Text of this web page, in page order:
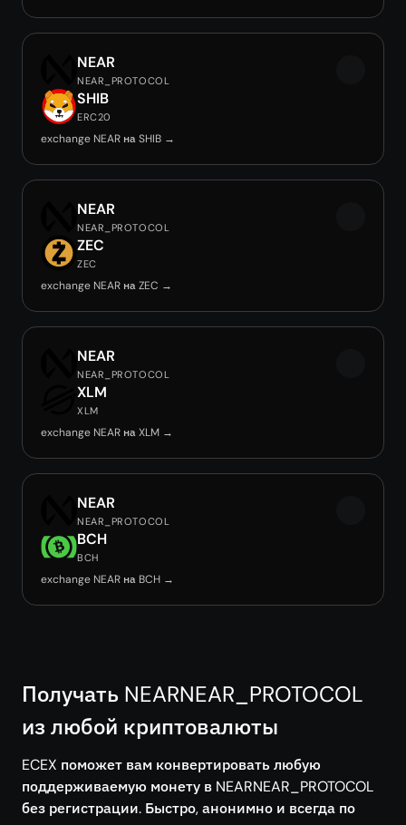
NEAR
NEAR_PROTOCOL
SHIB
ERC20
exchange NEAR на SHIB →
NEAR
NEAR_PROTOCOL
ZEC
ZEC
exchange NEAR на ZEC →
NEAR
NEAR_PROTOCOL
XLM
XLM
exchange NEAR на XLM →
NEAR
NEAR_PROTOCOL
BCH
BCH
exchange NEAR на BCH →
Получать NEARNEAR_PROTOCOL
из любой криптовалюты
ECEX поможет вам конвертировать любую
поддерживаемую монету в NEARNEAR_PROTOCOL
без регистрации. Быстро, анонимно и всегда по